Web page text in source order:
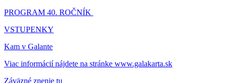
PROGRAM 40. ROČNÍK
VSTUPENKY
Kam v Galante
Viac informácií nájdete na stránke www.galakarta.sk
Záväzné znenie tu